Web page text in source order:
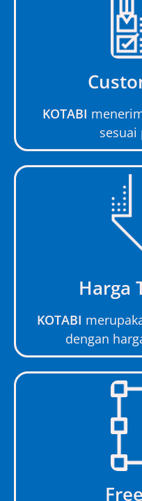
KOTABI
sesuai
Harga
KOTABI
dengan